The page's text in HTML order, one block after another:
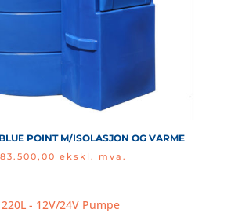
POINT M/ISOLASJON OG VARME
83.500,00 ekskl. mva.